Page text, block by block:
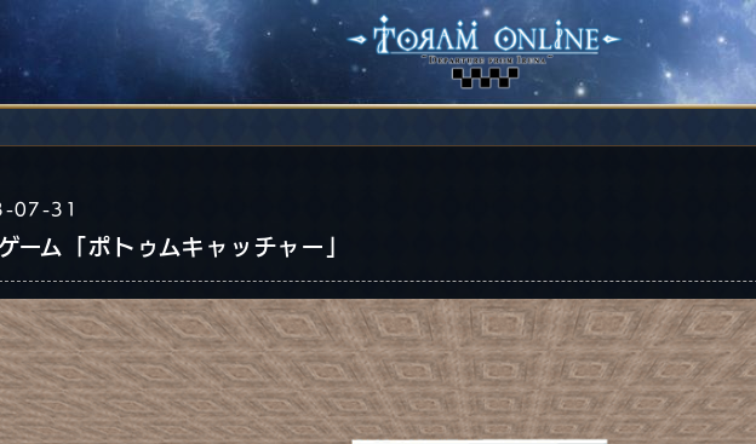
07-31
ーム「ポトゥムキャッチャー」